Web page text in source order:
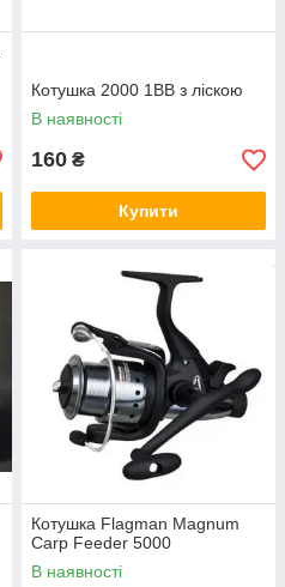
Котушка 2000 1BB з ліскою
В наявності
160 ₴
Купити
Котушка Flagman Magnum
Carp Feeder 5000
В наявності